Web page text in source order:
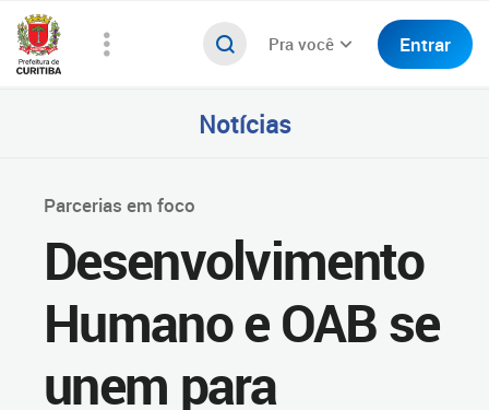
Pra você Entrar
Notícias
Parcerias em foco
Desenvolvimento
Humano e OAB se
unem para